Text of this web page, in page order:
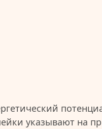
указывают на